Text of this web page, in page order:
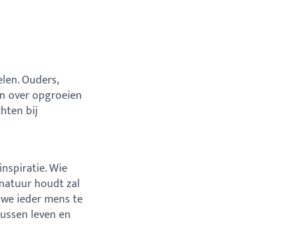
Ouders,
over opgroeien
bij
Wie
houdt zal
ieder mens te
leven en